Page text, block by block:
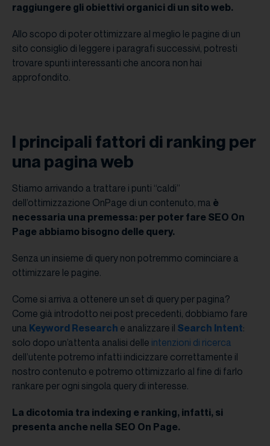
raggiungere gli obiettivi organici di un sito web.
Allo scopo di poter ottimizzare al meglio le pagine di un
sito consiglio di leggere i paragrafi successivi, potresti
trovare spunti interessanti che ancora non hai
approfondito.
I principali fattori di ranking per
una pagina web
Stiamo arrivando a trattare i punti “caldi”
dell’ottimizzazione OnPage di un contenuto, ma è
necessaria una premessa: per poter fare SEO On
Page abbiamo bisogno delle query.
Senza un insieme di query non potremmo cominciare a
ottimizzare le pagine.
Come si arriva a ottenere un set di query per pagina?
Come già introdotto nei post precedenti, dobbiamo fare
una Keyword Research e analizzare il Search Intent:
solo dopo un’attenta analisi delle intenzioni di ricerca
dell’utente potremo infatti indicizzare correttamente il
nostro contenuto e potremo ottimizzarlo al fine di farlo
rankare per ogni singola query di interesse.
La dicotomia tra indexing e ranking, infatti, si
presenta anche nella SEO On Page.